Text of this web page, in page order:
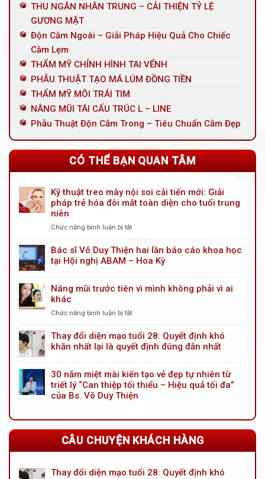
THU NGẮN NHÂN TRUNG – CẢI THIỆN TỶ LỆ
GƯƠNG MẶT
Độn Cằm Ngoài – Giải Pháp Hiệu Quả Cho Chiếc
Cằm Lẹm
THẨM MỸ CHỈNH HÌNH TAI VỂNH
PHẪU THUẬT TẠO MÁ LÚM ĐỒNG TIỀN
THẨM MỸ MÔI TRÁI TIM
NÂNG MŨI TÁI CẤU TRÚC L – LINE
Phẫu Thuật Độn Cằm Trong – Tiêu Chuẩn Cằm Đẹp
CÓ THỂ BẠN QUAN TÂM
Kỹ thuật treo mày nội soi cải tiến mới: Giải
pháp trẻ hóa đôi mắt toàn diện cho tuổi trung
niên
Chức năng bình luận bị tắt
thuật
treo
soi
pháp
trẻ
mắt
toàn
diện
tuổi
trung
niên
Bác sĩ Võ Duy Thiện hai lần báo cáo khoa học
tại Hội nghị ABAM – Hoa Kỳ
Nâng mũi trước tiên vì mình không phải vì ai
khác
Chức năng bình luận bị tắt
mũi
trước
mình
không
phải
Thay đổi diện mạo tuổi 28: Quyết định khó
khăn nhất lại là quyết định đúng đắn nhất
30 năm miệt mài kiến tạo vẻ đẹp tự nhiên từ
triết lý “Can thiệp tối thiểu – Hiệu quả tối đa”
của Bs. Võ Duy Thiện
CÂU CHUYỆN KHÁCH HÀNG
Thay đổi diện mạo tuổi 28: Quyết định khó